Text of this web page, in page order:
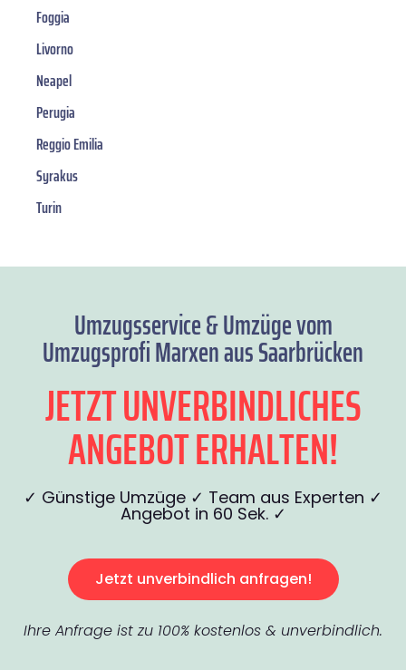
Foggia
Livorno
Neapel
Perugia
Reggio Emilia
Syrakus
Turin
Umzugsservice & Umzüge vom
Umzugsprofi Marxen aus Saarbrücken
JETZT UNVERBINDLICHES
ANGEBOT ERHALTEN!
✓ Günstige Umzüge ✓ Team aus Experten ✓
Angebot in 60 Sek. ✓
Jetzt unverbindlich anfragen!
Ihre Anfrage ist zu 100% kostenlos & unverbindlich.